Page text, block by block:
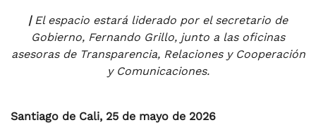
|El espacio estará liderado por el secretario de
Gobierno, Fernando Grillo, junto a las oficinas
asesoras de Transparencia, Relaciones y Cooperación
y Comunicaciones.
Santiago de Cali, 25 de mayo de 2026